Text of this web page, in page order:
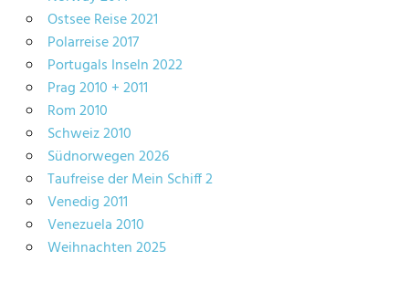
Ostsee Reise 2021
Polarreise 2017
Portugals Inseln 2022
Prag 2010 + 2011
Rom 2010
Schweiz 2010
Südnorwegen 2026
Taufreise der Mein Schiff 2
Venedig 2011
Venezuela 2010
Weihnachten 2025